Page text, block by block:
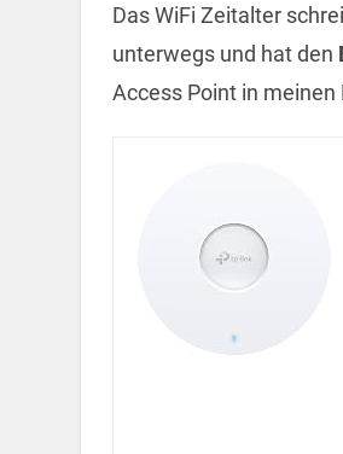
Das WiFi Zeitalter
unterwegs und hat den
Access Point in